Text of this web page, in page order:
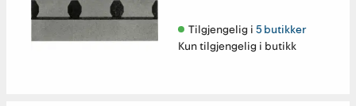
Tilgjengelig i 5 butikker
Kun tilgjengelig i butikk